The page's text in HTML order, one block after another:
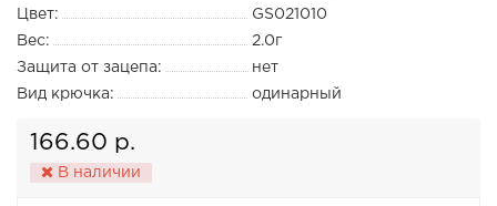
Цвет:
GS021010
Вес:
2.0г
Защита от зацепа:
нет
Вид крючка:
одинарный
166.60 р.
В наличии